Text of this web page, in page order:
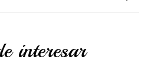
interesar